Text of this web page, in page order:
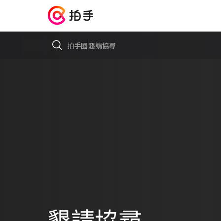
拍手圈懇請協尋